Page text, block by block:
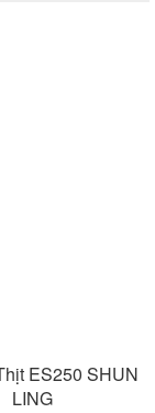
ES250 SHUN
LING